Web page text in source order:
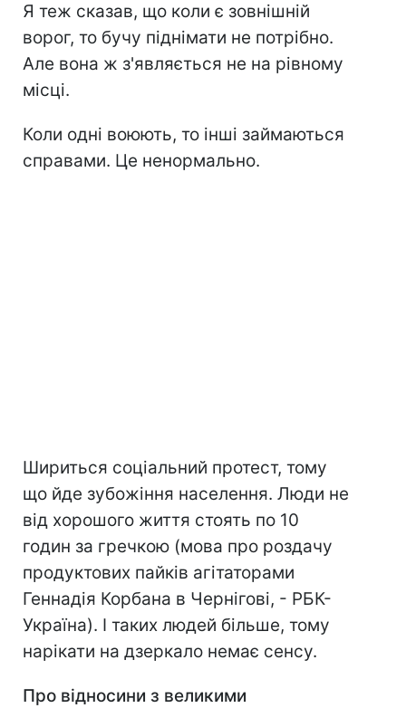
Я теж сказав, що коли є зовнішній
ворог, то бучу піднімати не потрібно.
Але вона ж з'являється не на рівному
місці.
Коли одні воюють, то інші займаються
справами. Це ненормально.
Шириться соціальний протест, тому
що йде зубожіння населення. Люди не
від хорошого життя стоять по 10
годин за гречкою (мова про роздачу
продуктових пайків агітаторами
Геннадія Корбана в Чернігові, - РБК-
Україна). І таких людей більше, тому
нарікати на дзеркало немає сенсу.
Про відносини з великими